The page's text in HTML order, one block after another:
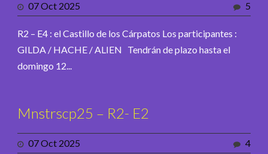
07 Oct 2025 5
R2 – E4 : el Castillo de los Cárpatos Los participantes :
GILDA / HACHE / ALIEN Tendrán de plazo hasta el
domingo 12...
Mnstrscp25 – R2- E2
07 Oct 2025 4